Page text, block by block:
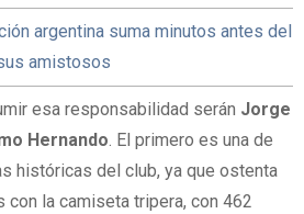
argentina suma minutos antes del
amistosos
esa responsabilidad serán Jorge
Hernando. El primero es una de
históricas del club, ya que ostenta
la camiseta tripera, con 462